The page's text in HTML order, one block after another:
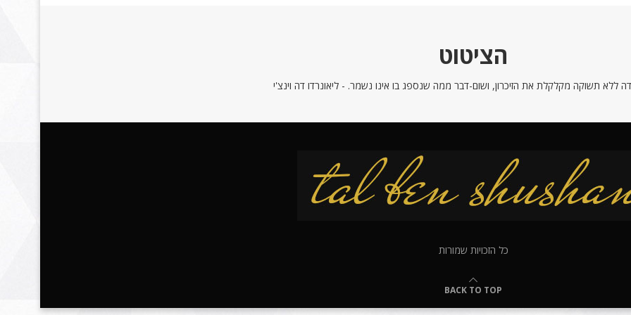
הציטוט
ללא תשוקה מקלקלת את הזיכרון, ושום-דבר ממה שנספג בו אינו נשמר. - ליאונרדו דה וינצ'י
כל הזכויות שמורות
BACK TO TOP